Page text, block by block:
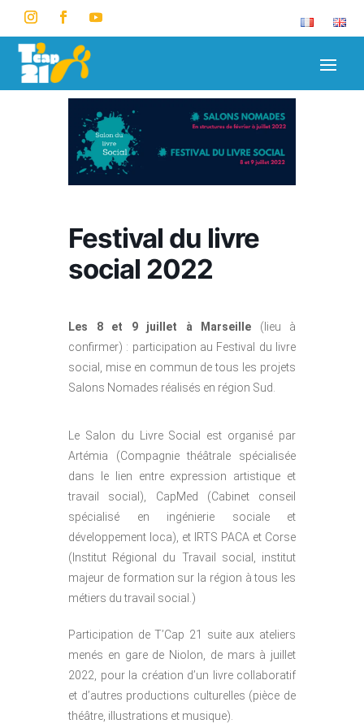
Festival du livre
social 2022
Les 8 et 9 juillet à Marseille (lieu à
confirmer) : participation au Festival du livre
social, mise en commun de tous les projets
Salons Nomades réalisés en région Sud.
Le Salon du Livre Social est organisé par
Artémia (Compagnie théâtrale spécialisée
dans le lien entre expression artistique et
travail social), CapMed (Cabinet conseil
spécialisé en ingénierie sociale et
développement loca), et IRTS PACA et Corse
(Institut Régional du Travail social, institut
majeur de formation sur la région à tous les
métiers du travail social.)
Participation de T’Cap 21 suite aux ateliers
menés en gare de Niolon, de mars à juillet
2022, pour la création d’un livre collaboratif
et d’autres productions culturelles (pièce de
théâtre, illustrations et musique).